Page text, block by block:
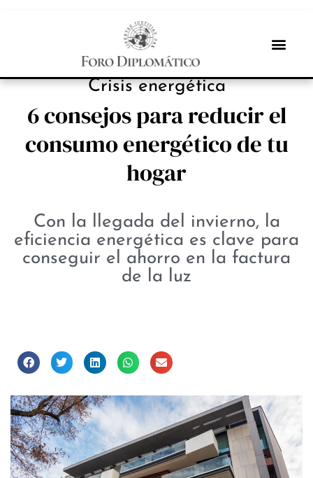
ESTRATEGIAS
Crisis energética
6 consejos para reducir el
consumo energético de tu
hogar
Con la llegada del invierno, la
eficiencia energética es clave para
conseguir el ahorro en la factura
de la luz